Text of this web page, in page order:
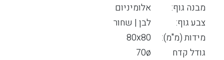
מבנה גוף:
אלומיניום
צבע גוף:
לבן | שחור
מידות (מ"מ):
80x80
גודל קדח
70ø